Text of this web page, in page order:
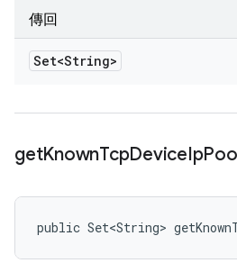
傳回
Set<String>
getKnownTcpDeviceIp
public Set<String>